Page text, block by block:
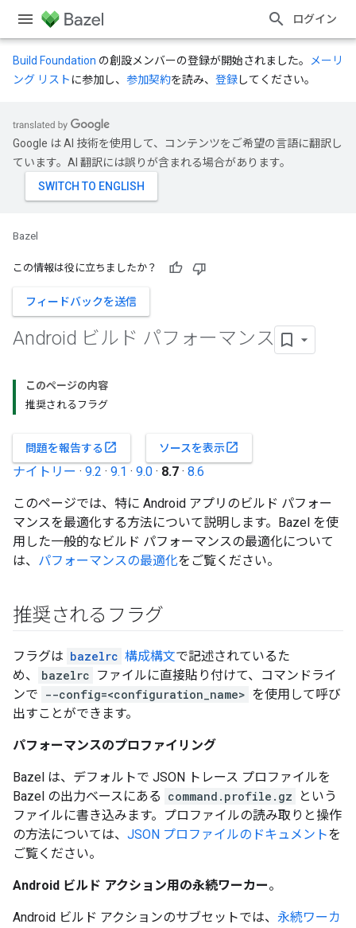
ログイン
Build Foundation の創設メンバーの登録が開始されました。
メーリ
ング リスト に参加し、 参加契約を読み、 登録してください。
Google は AI 技術を使用して、コンテンツをご希望の言語に翻訳し
ています。AI 翻訳には誤りが含まれる場合があります。
Bazel
この情報は役に立ちましたか？
フィードバックを送信
Android ビルド パフォーマンス
このページの内容
推奨されるフラグ
問題を報告する open_in_new ソースを表示open_in_new
ナイトリー · 9.2 · 9.1 · 9.0 · 8.7 · 8.6
このページでは、特に Android アプリのビルド パフォー
マンスを最適化する方法について説明します。Bazel を使
用した一般的なビルド パフォーマンスの最適化について
は、 パフォーマンスの最適化をご覧ください。
推奨されるフラグ
フラグは bazelrc 構成構文で記述されているた
め、
bazelrc ファイルに直接貼り付けて、コマンドライ
ンで --config=<configuration_name> を使用して呼び
出すことができます。
パフォーマンスのプロファイリング
Bazel は、デフォルトで JSON トレース プロファイルを
Bazel の出力ベースにある command.profile.gz
という
ファイルに書き込みます。プロファイルの読み取りと操作
の方法については、 JSON プロファイルのドキュメントを
ご覧ください。
Android ビルド アクション用の永続ワーカー。
Android ビルド アクションのサブセットでは、 永続ワーカ